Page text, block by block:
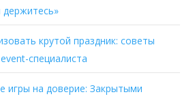
крутой праздник: советы
специалиста
игры на доверие: Закрытыми